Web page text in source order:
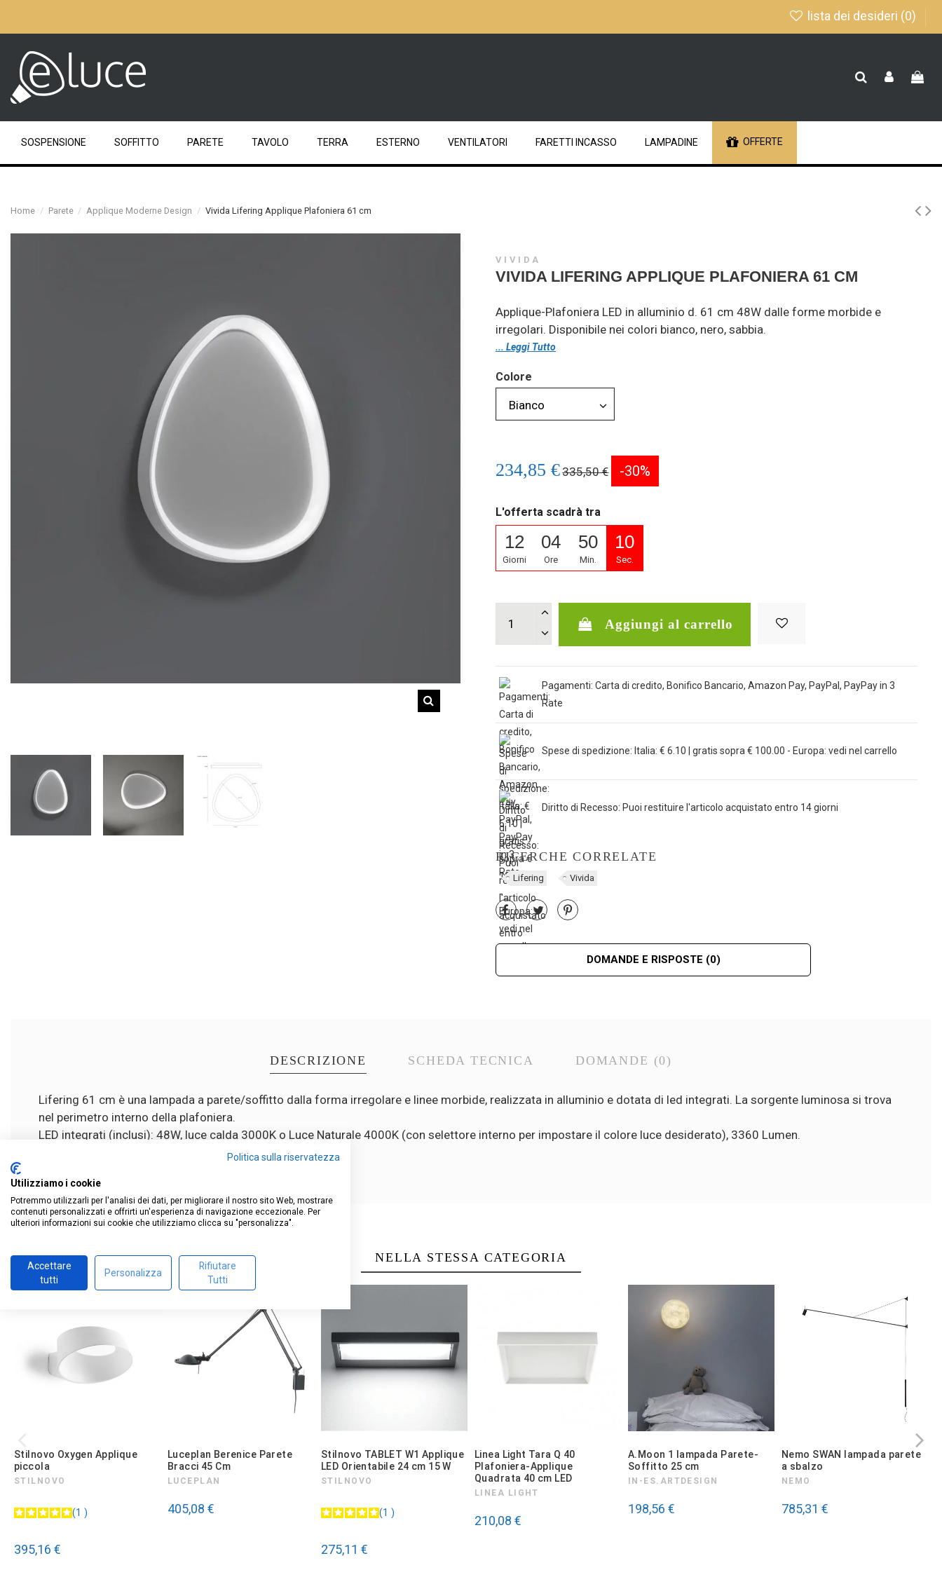
lista dei desideri (0)
SOSPENSIONE SOFFITTO PARETE TAVOLO TERRA ESTERNO VENTILATORI FARETTI INCASSO LAMPADINE OFFERTE
Home Parete Applique Moderne Design Vivida Lifering Applique Plafoniera 61 cm
VIVIDA
VIVIDA LIFERING APPLIQUE PLAFONIERA 61 CM
Applique-Plafoniera LED in alluminio d. 61 cm 48W dalle forme morbide e
irregolari. Disponibile nei colori bianco, nero, sabbia.
... Leggi Tutto
Colore
234,85 €335,50 € -30%
L'offerta scadrà tra
12
Giorni
04
Ore
50
Min.
09
Sec.
Aggiungi al carrello
Pagamenti: Carta di credito, Bonifico Bancario, Amazon Pay, PayPal, PayPay in 3
Rate
Spese di spedizione: Italia: € 6.10 | gratis sopra € 100.00 - Europa: vedi nel carrello
Diritto di Recesso: Puoi restituire l'articolo acquistato entro 14 giorni
RICERCHE CORRELATE
Lifering Vivida
DOMANDE E RISPOSTE (0)
DESCRIZIONE SCHEDA TECNICA DOMANDE (0)
Lifering 61 cm è una lampada a parete/soffitto dalla forma irregolare e linee morbide, realizzata in alluminio e dotata di led integrati. La sorgente luminosa si trova
nel perimetro interno della plafoniera.
LED integrati (inclusi): 48W, luce calda 3000K o Luce Naturale 4000K (con selettore interno per impostare il colore luce desiderato), 3360 Lumen.
Disponibile nei colori bianco, nero e sabbia.
NELLA STESSA CATEGORIA
Stilnovo Oxygen Applique
piccola
STILNOVO
1
395,16 €
Luceplan Berenice Parete
Bracci 45 Cm
LUCEPLAN
405,08 €
Stilnovo TABLET W1 Applique
LED Orientabile 24 cm 15 W
STILNOVO
1
275,11 €
Linea Light Tara Q 40
Plafoniera-Applique
Quadrata 40 cm LED
LINEA LIGHT
210,08 €
A.Moon 1 lampada Parete-
Soffitto 25 cm
IN-ES.ARTDESIGN
198,56 €
Nemo SWAN lampada parete
a sbalzo
NEMO
785,31 €
Politica sulla riservatezza
Utilizziamo i cookie
Potremmo utilizzarli per l'analisi dei dati, per migliorare il nostro sito Web, mostrare
contenuti personalizzati e offrirti un'esperienza di navigazione eccezionale. Per
ulteriori informazioni sui cookie che utilizziamo clicca su "personalizza".
Accettare
tutti
Personalizza
Rifiutare
Tutti